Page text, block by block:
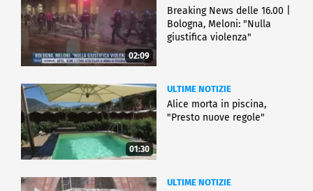
02:09
Breaking News delle 16.00 |
Bologna, Meloni: "Nulla
giustifica violenza"
01:30
ULTIME NOTIZIE
Alice morta in piscina,
"Presto nuove regole"
ULTIME NOTIZIE